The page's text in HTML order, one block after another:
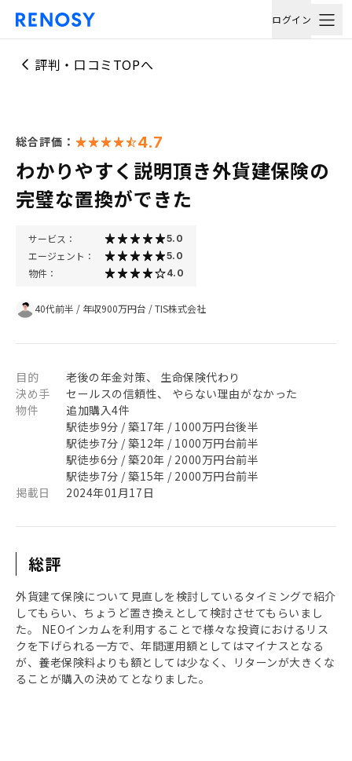
ログイン
評判・口コミTOPへ
総合評価： 4.7
わかりやすく説明頂き外貨建保険の
完璧な置換ができた
サービス： 5.0
エージェント： 5.0
物件： 4.0
40代前半 / 年収900万円台 /TIS株式会社
目的
老後の年金対策、 生命保険代わり
決め手
セールスの信頼性、 やらない理由がなかった
物件
追加購入4件
駅徒歩9分 / 築17年 / 1000万円台後半
駅徒歩7分 / 築12年 / 1000万円台前半
駅徒歩6分 / 築20年 / 2000万円台前半
駅徒歩7分 / 築15年 / 2000万円台前半
掲載日
2024年01月17日
総評
外貨建て保険について見直しを検討しているタイミングで紹介
してもらい、ちょうど置き換えとして検討させてもらいまし
た。 NEOインカムを利用することで様々な投資におけるリス
クを下げられる一方で、年間運用額としてはマイナスとなる
が、養老保険料よりも額としては少なく、リターンが大きくな
ることが購入の決めてとなりました。